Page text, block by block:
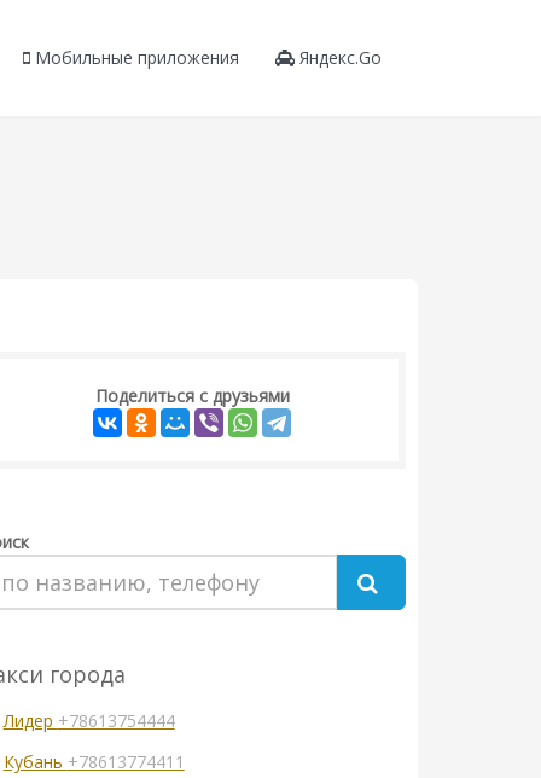
Мобильные приложения Яндекс.Go
Поделиться с друзьями
города
Лидер +78613754444
Кубань +78613774411